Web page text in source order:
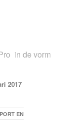
in de vorm
2017
EN